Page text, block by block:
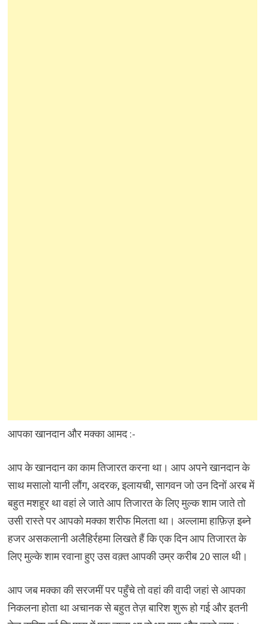
आपका खानदान और मक्का आमद :-
आप के खानदान का काम तिजारत करना था। आप अपने खानदान के
साथ मसालो यानी लौंग, अदरक, इलायची, सागवन जो उन दिनों अरब में
बहुत मशहूर था वहां ले जाते आप तिजारत के लिए मुल्क शाम जाते तो
उसी रास्ते पर आपको मक्का शरीफ मिलता था। अल्लामा हाफ़िज़ इब्ने
हजर असकलानी अलैहिर्रहमा लिखते हैं कि एक दिन आप तिजारत के
लिए मुल्के शाम रवाना हुए उस वक़्त आपकी उम्र करीब 20 साल थी।
आप जब मक्का की सरजमीं पर पहुँचे तो वहां की वादी जहां से आपका
निकलना होता था अचानक से बहुत तेज़ बारिश शुरू हो गई और इतनी